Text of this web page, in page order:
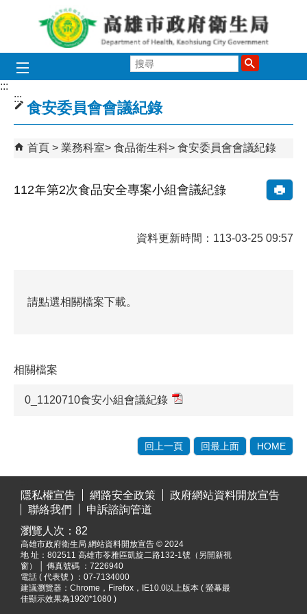
跳到主要內容區塊
尋
:::
:::
食安委員會會議紀錄
首頁 業務科室 食品衛生科 食安委員會會議紀錄
112年第2次食品安全專案小組會議紀錄
資料更新時間：113-03-25 09:57
請點選相關檔案下載。
相關檔案
0_1120710食安小組會議紀錄
回上一頁 回最上面 HOME
隱私權宣告
網路安全政策
政府網站資料開放宣告
聯絡我們
申訴諮詢管道
瀏覽人次： 82
高雄市政府衛生局 網站資料開放宣告 © 2024
地 址： 802511 高雄市苓雅區凱旋二路132-1號（另開新視
窗）
│ 傳真號碼 ：7226940
電話 ( 代表號 ) ：07-7134000
建議瀏覽器：Chrome，Firefox，IE10.0以上版本 ( 螢幕最
佳顯示效果為1920*1080 )